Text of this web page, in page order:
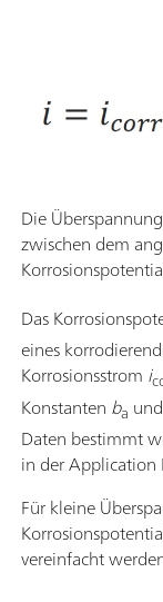
Die Überspannung
zwischen dem
Das
eines
Korrosionsstrom i
Konstanten ba und
Daten bestimmt
in der Application
Für kleine
vereinfacht